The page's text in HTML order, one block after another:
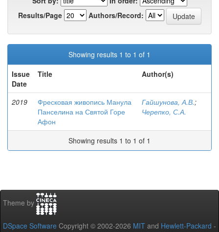
Results/Page
Authors/Record:
Showing results 1 to 1 of 1
Issue
Date
Title Author(s)
2019
Фресковая живопись Манула
Панселина на Святой Горе
Афон
Гайшунова, А.В.;
Черепко, С.А.
Showing results 1 to 1 of 1
Theme by
DSpace Software Copyright © 2002-2026 MIT and Hewlett-Packard -